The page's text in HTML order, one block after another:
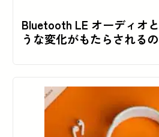
Bluetooth LE オーディオ
うな変化がもたらされる